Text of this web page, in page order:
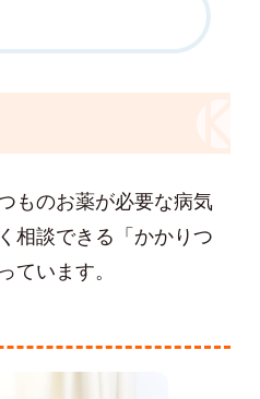
ものお薬が必要な病気
相談できる「かかりつ
ています。